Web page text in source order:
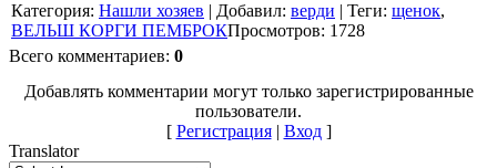
Категория: Нашли хозяев | Добавил: верди | Теги: щенок,
ВЕЛЬШ КОРГИ ПЕМБРОКПросмотров: 1728
Всего комментариев: 0
Добавлять комментарии могут только зарегистрированные
пользователи.
[ Регистрация| Вход]
Translator